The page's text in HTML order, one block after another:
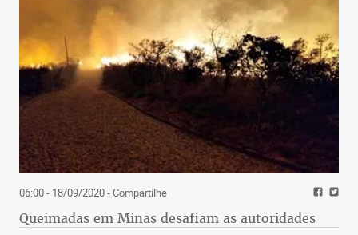
06:00 - 18/09/2020- Compartilhe
Queimadas em Minas desafiam as autoridades